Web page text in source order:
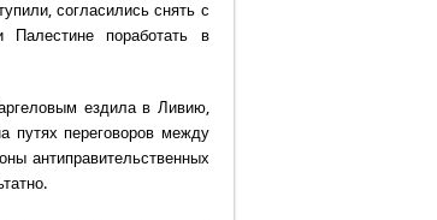
согласились снять с
Палестине поработать в
ездила в Ливию,
путях переговоров между
антиправительственных